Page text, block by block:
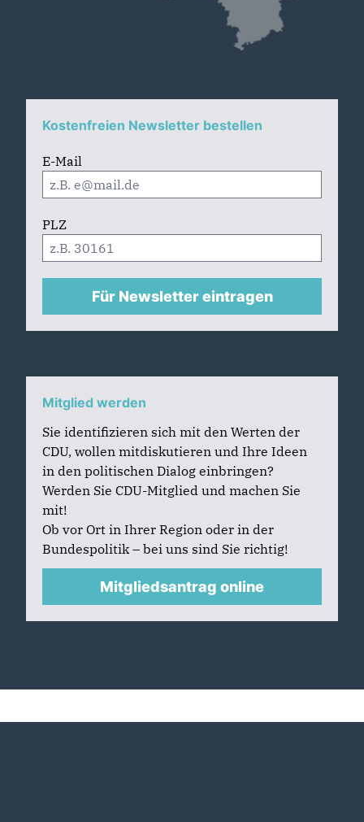
Kostenfreien Newsletter bestellen
E-Mail
PLZ
Für Newsletter eintragen
Mitglied werden
Sie identifizieren sich mit den Werten der
CDU, wollen mitdiskutieren und Ihre Ideen
in den politischen Dialog einbringen?
Werden Sie CDU-Mitglied und machen Sie
mit!
Ob vor Ort in Ihrer Region oder in der
Bundespolitik – bei uns sind Sie richtig!
Mitgliedsantrag online